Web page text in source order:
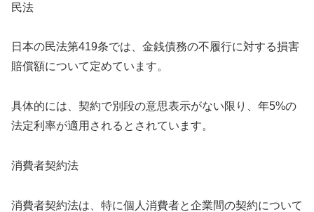
民法
日本の民法第419条では、金銭債務の不履行に対する損害
賠償額について定めています。
具体的には、契約で別段の意思表示がない限り、年5%の
法定利率が適用されるとされています。
消費者契約法
消費者契約法は、特に個人消費者と企業間の契約について